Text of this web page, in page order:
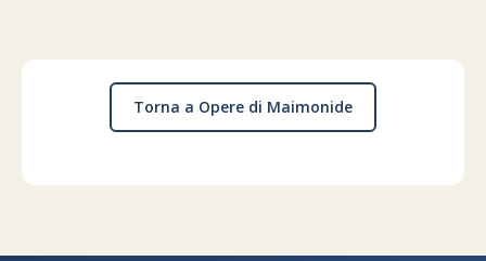
Torna a Opere di Maimonide